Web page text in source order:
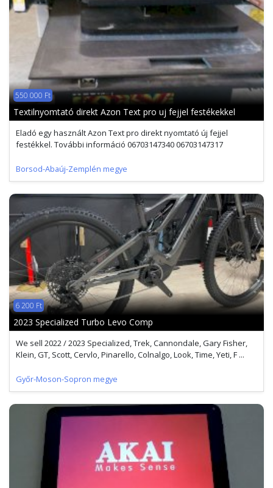
550 000 Ft
Textilnyomtató direkt Azon Text pro uj fejjel festékekkel
Eladó egy használt Azon Text pro direkt nyomtató új fejjel
festékkel. További információ 06703147340 06703147317
Borsod-Abaúj-Zemplén megye
6 200 Ft
2023 Specialized Turbo Levo Comp
We sell 2022 / 2023 Specialized, Trek, Cannondale, Gary Fisher,
Klein, GT, Scott, Cervlo, Pinarello, Colnalgo, Look, Time, Yeti, F ...
Győr-Moson-Sopron megye